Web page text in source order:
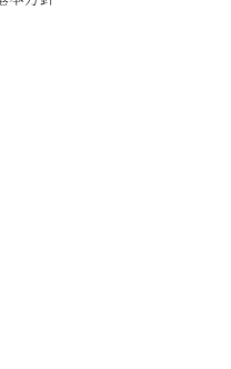
myojindai